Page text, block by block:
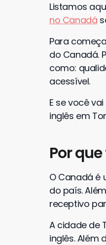
Listamos
no Canadá
Para
do Canadá.
como:
acessível.
E se você
inglês em
Por
O Canadá
do país.
receptivo
A cidade de
inglês. Além